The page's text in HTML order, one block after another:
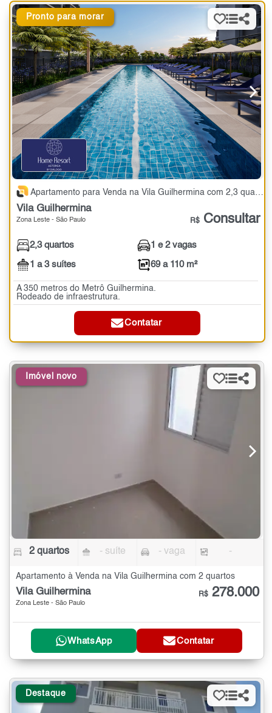
Pronto para morar
Apartamento para Venda na Vila Guilhermina com 2,3 quartos - 69 a 110 m²
Vila Guilhermina
Zona Leste - São Paulo R$ Consultar
2,3 quartos
1 a 3 suítes
1 e 2 vagas
69 a 110 m²
A 350 metros do Metrô Guilhermina.
Rodeado de infraestrutura.
Contatar
Imóvel novo
2 quartos - suíte - vaga -
Apartamento à Venda na Vila Guilhermina com 2 quartos
Vila Guilhermina
Zona Leste - São Paulo
R$ 278.000
WhatsApp Contatar
Destaque